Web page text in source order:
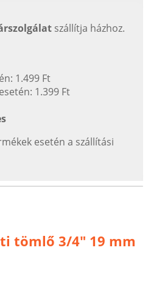
szállítja házhoz.
1.499 Ft
1.399 Ft
esetén a szállítási
tömlő 3/4" 19 mm